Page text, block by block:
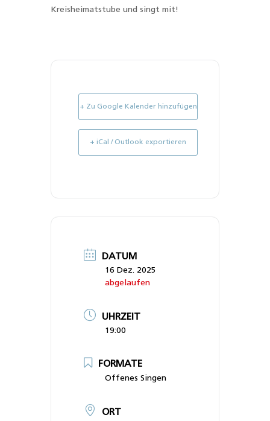
Kreisheimatstube und singt mit!
+ Zu Google Kalender hinzufügen
+ iCal / Outlook exportieren
DATUM
16 Dez. 2025
abgelaufen
UHRZEIT
19:00
FORMATE
Offenes Singen
ORT